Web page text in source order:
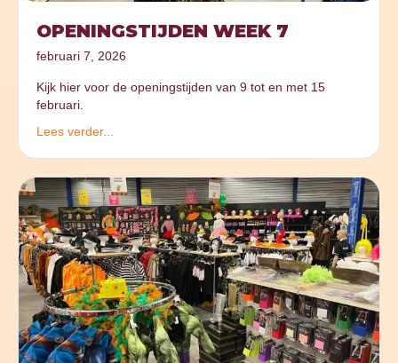
OPENINGSTIJDEN WEEK 7
februari 7, 2026
Kijk hier voor de openingstijden van 9 tot en met 15
februari.
Lees verder...